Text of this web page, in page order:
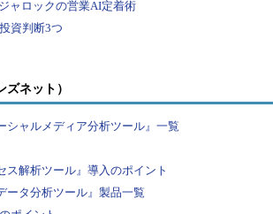
ネット）
シャルメディア分析ツール』一覧
ス解析ツール』導入のポイント
ータ分析ツール』製品一覧